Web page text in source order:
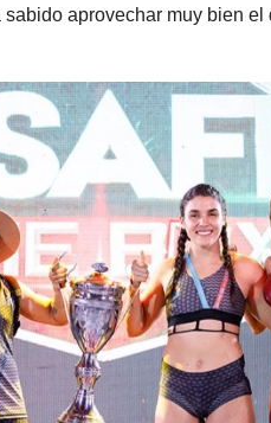
aprovechar muy bien